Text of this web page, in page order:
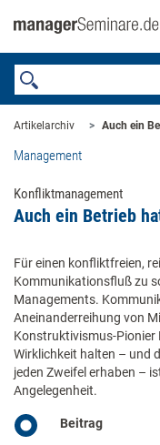
Artikelarchiv Auch ein
Management
Konfliktmanagement
Auch ein Betrieb
Für einen konfliktfreien,
Kommunikationsfluß zu
Managements.
Aneinanderreihung von
Konstruktivismus-Pionier
Wirklichkeit halten – und
jeden Zweifel erhaben –
Angelegenheit.
Beitrag